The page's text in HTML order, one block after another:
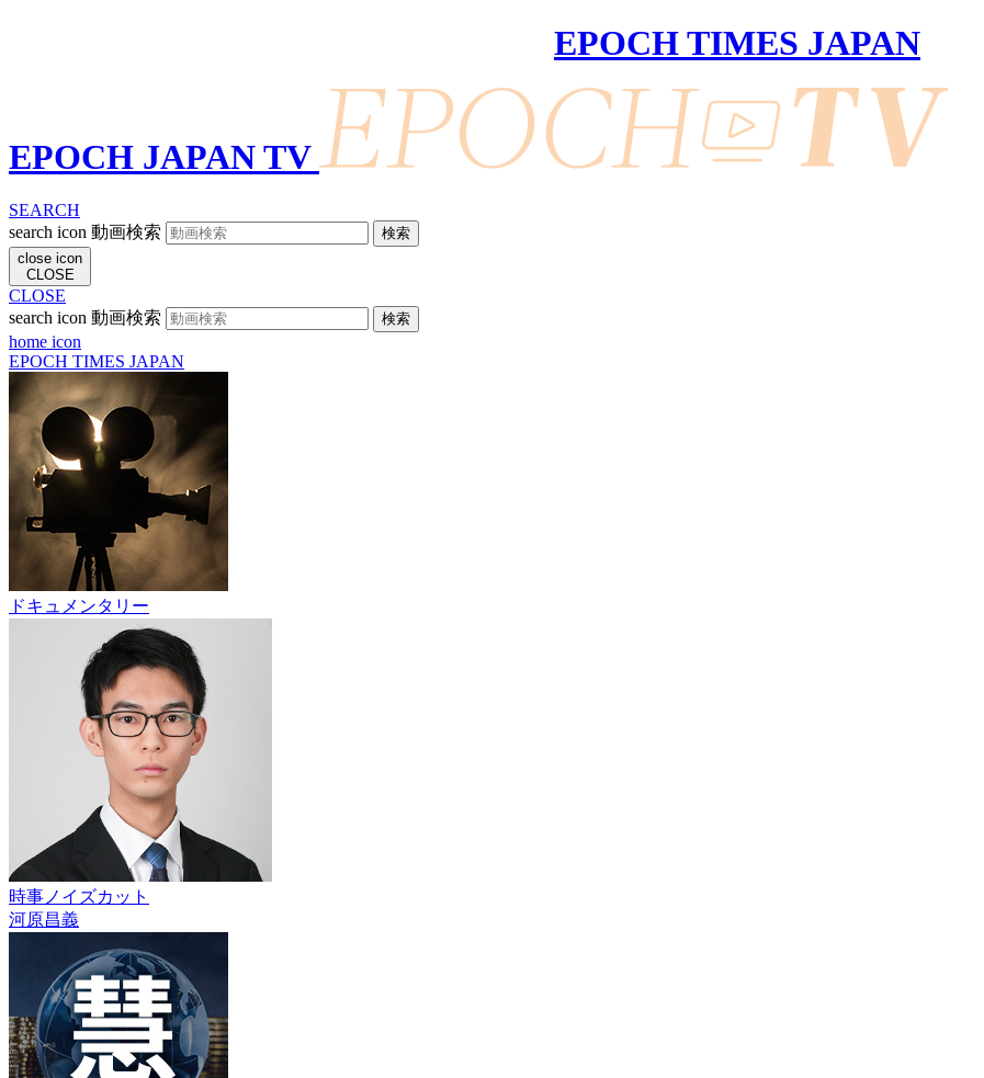
EPOCH TIMES JAPAN
EPOCH JAPAN TV
SEARCH
search icon 動画検索
close icon
CLOSE
CLOSE
search icon 動画検索
home icon
EPOCH TIMES JAPAN
ドキュメンタリー
時事ノイズカット
河原昌義